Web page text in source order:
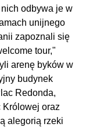
odbywa je w
unijnego
zapoznali się
tour,"
arenę byków w
budynek
Redonda,
Królowej oraz
alegorią rzeki